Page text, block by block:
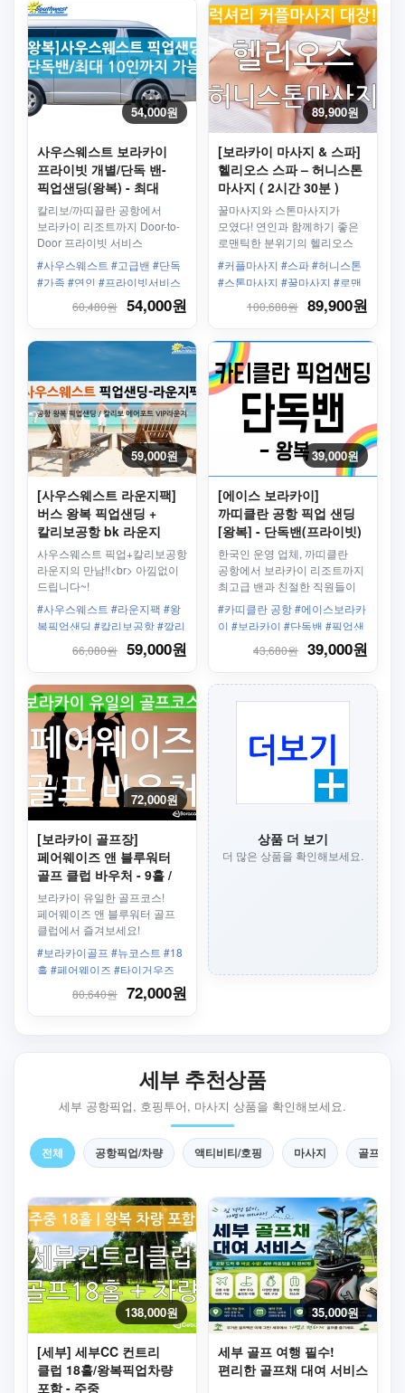
54,000원
사우스웨스트 보라카이
프라이빗 개별/단독 밴-
픽업샌딩(왕복) - 최대
10인
칼리보/까띠끌란 공항에서
보라카이 리조트까지 Door-to-
Door 프라이빗 서비스
#사우스웨스트 #고급밴 #단독
#가족 #연인 #프라이빗서비스
#도어투도어 #칼리보공항 #보
라카이리조트 #전용보트 #전용
밴 이용
60,480원 54,000원
89,900원
[보라카이 마사지 & 스파]
헬리오스 스파 – 허니스톤
마사지 ( 2시간 30분 )
꿀마사지와 스톤마사지가
모였다! 연인과 함께하기 좋은
로맨틱한 분위기의 헬리오스
스파에서 즐거운 시간
보내주세요~
#커플마사지 #스파 #허니스톤
#스톤마사지 #꿀마사지 #로맨
틱 #왕복픽업샌딩 #2시간 #샤
워 #세탁 #전용수영장
100,688원 89,900원
59,000원
[사우스웨스트 라운지팩]
버스 왕복 픽업샌딩 +
칼리보공항 bk 라운지
(입장권)
사우스웨스트 픽업+칼리보공항
라운지의 만남!!<br> 아낌없이
드립니다~!
#사우스웨스트 #라운지팩 #왕
복픽업샌딩 #칼리보공항 #깔리
보공항 #라운지 #발마사지 #보
딩서비스
66,080원 59,000원
39,000원
[에이스 보라카이]
까띠클란 공항 픽업 샌딩
[왕복] - 단독밴(프라이빗)
한국인 운영 업체, 까띠클란
공항에서 보라카이 리조트까지
최고급 밴과 친절한 직원들이
안전하고 편안하게 모십니다.
#카띠클란 공항 #에이스보라카
이 #보라카이 #단독밴 #픽업샌
딩 #왕복 #보라카이리조트 #한
인업체 #최고의서비스
43,680원 39,000원
72,000원
[보라카이 골프장]
페어웨이즈 앤 블루워터
골프 클럽 바우처 - 9홀 /
18홀 / 리조트픽업드롭/
골프채 선택 가능
보라카이 유일한 골프코스!
페어웨이즈 앤 블루워터 골프
클럽에서 즐겨보세요!
보라카이의 15%의 면적을
골프장으로 사용하는 리조트!
#보라카이골프 #뉴코스트 #18
홀 #페어웨이즈 #타이거우즈
#1인라운딩 #바다전망
80,640원 72,000원
상품 더 보기
더 많은 상품을 확인해보세요.
세부 추천상품
세부 공항픽업, 호핑투어, 마사지 상품을 확인해보세요.
전체 공항픽업/차량 액티비티/호핑 마사지 골프
138,000원
[세부] 세부CC 컨트리
클럽 18홀/왕복픽업차량
포함 - 주중
35,000원
세부 골프 여행 필수!
편리한 골프채 대여 서비스